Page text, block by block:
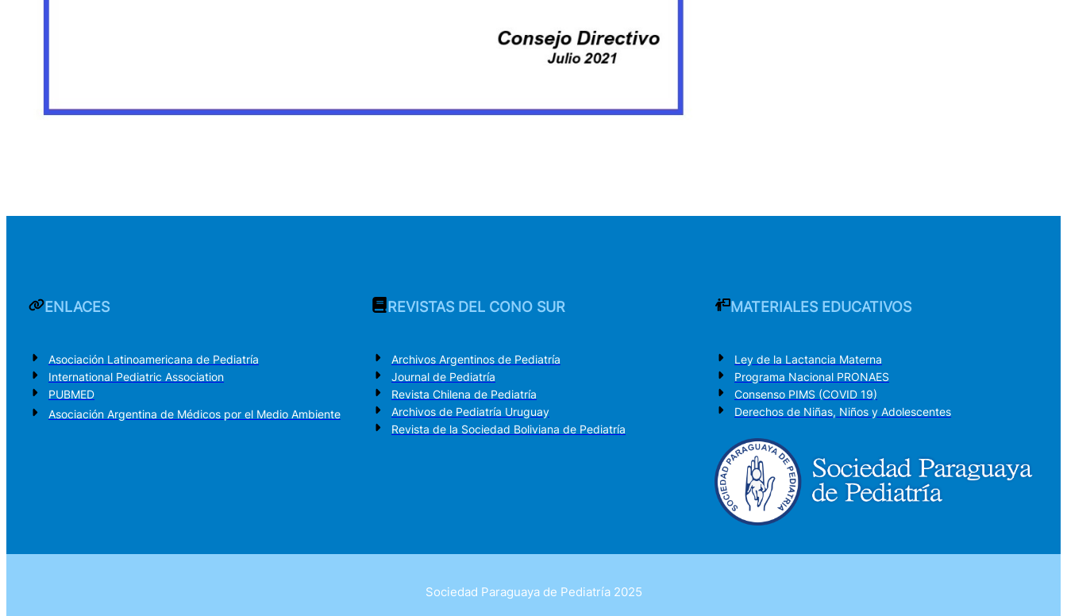
ENLACES
Asociación Latinoamericana de Pediatría
International Pediatric Association
PUBMED
Asociación Argentina de Médicos por el Medio Ambiente
REVISTAS DEL CONO SUR
Archivos Argentinos de Pediatría
Journal de Pediatría
Revista Chilena de Pediatría
Archivos de Pediatría Uruguay
Revista de la Sociedad Boliviana de Pediatría
MATERIALES EDUCATIVOS
Ley de la Lactancia Materna
Programa Nacional PRONAES
Consenso PIMS (COVID 19)
Derechos de Niñas, Niños y Adolescentes
Sociedad Paraguaya de Pediatría 2025